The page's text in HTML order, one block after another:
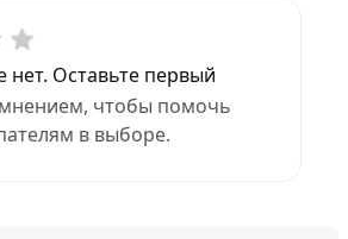
Оставьте первый
чтобы помочь
в выборе.